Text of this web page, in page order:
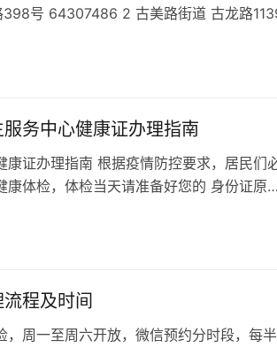
398号 64307486 2 古美路街道 古龙路
服务中心健康证办理指南
康证办理指南 根据疫情防控要求，居民们
康体检，体检当天请准备好您的 身份证原
程及时间
，周一至周六开放，微信预约分时段，每